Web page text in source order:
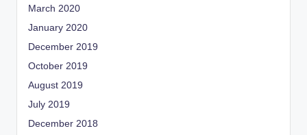
March 2020
January 2020
December 2019
October 2019
August 2019
July 2019
December 2018